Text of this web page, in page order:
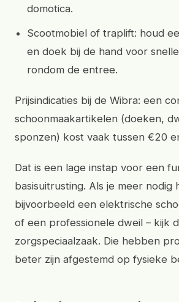
domotica.
Scootmobiel of traplift: houd
en doek bij de hand voor
rondom de entree.
Prijsindicaties bij de Wibra: een
schoonmaakartikelen (doeken,
sponzen) kost vaak tussen €20
Dat is een lage instap voor een
basisuitrusting. Als je meer nodig
bijvoorbeeld een elektrische
of een professionele dweil – kijk
zorgspeciaalzaak. Die hebben
beter zijn afgestemd op fysieke